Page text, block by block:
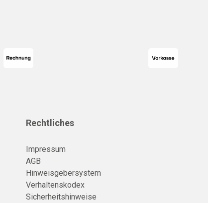
Rechtliches
Impressum
AGB
Hinweisgebersystem
Verhaltenskodex
Sicherheitshinweise